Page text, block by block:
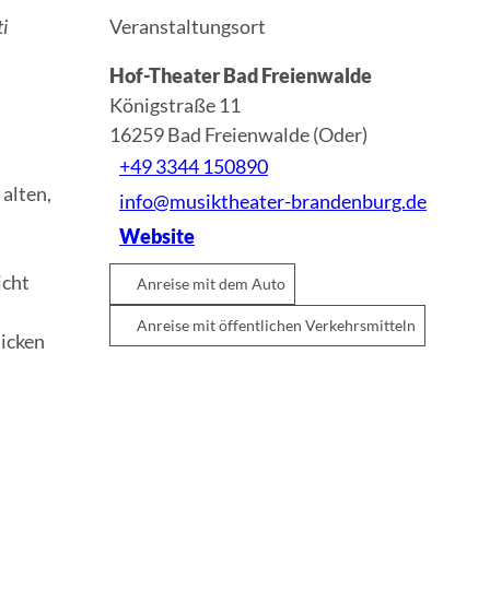
Veranstaltungsort
Hof-Theater Bad Freienwalde
Königstraße 11
16259Bad Freienwalde (Oder)
+49 3344 150890
info@musiktheater-brandenburg.de
Website
Anreise mit dem Auto
Anreise mit öffentlichen Verkehrsmitteln